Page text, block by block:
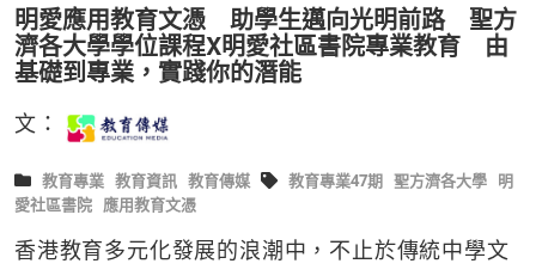
明愛應用教育文憑 助學生邁向光明前路 聖方
濟各大學學位課程X明愛社區書院專業教育 由
基礎到專業，實踐你的潛能
文：
教育專業 教育資訊 教育傳媒 教育專業47期 聖方濟各大學 明
愛社區書院 應用教育文憑
香港教育多元化發展的浪潮中，不止於傳統中學文